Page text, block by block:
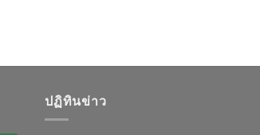
ปฏิทินข่าว